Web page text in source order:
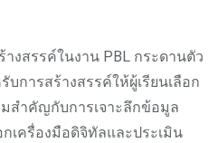
งสรรค์ในงาน PBL กระดานตัว
บการสร้างสรรค์ให้ผู้เรียนเลือก
สำคัญกับการเจาะลึกข้อมูล
เครื่องมือดิจิทัลและประเมิน